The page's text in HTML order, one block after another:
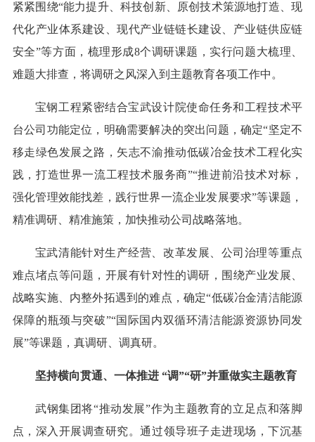
紧紧围绕“能力提升、科技创新、原创技术策源地打造、现
代化产业体系建设、现代产业链链长建设、产业链供应链
安全”等方面，梳理形成8个调研课题，实行问题大梳理、
难题大排查，将调研之风深入到主题教育各项工作中。
宝钢工程紧密结合宝武设计院使命任务和工程技术平
台公司功能定位，明确需要解决的突出问题，确定“坚定不
移走绿色发展之路，矢志不渝推动低碳冶金技术工程化实
践，打造世界一流工程技术服务商”“推进前沿技术对标，
强化管理效能找差，践行世界一流企业发展要求”等课题，
精准调研、精准施策，加快推动公司战略落地。
宝武清能针对生产经营、改革发展、公司治理等重点
难点堵点等问题，开展有针对性的调研，围绕产业发展、
战略实施、内整外拓遇到的难点，确定“低碳冶金清洁能源
保障的瓶颈与突破”“国际国内双循环清洁能源资源协同发
展”等课题，真调研、调真研。
坚持横向贯通、一体推进 “调”“研”并重做实主题教育
武钢集团将“推动发展”作为主题教育的立足点和落脚
点，深入开展调查研究。通过领导班子走进现场，下沉基